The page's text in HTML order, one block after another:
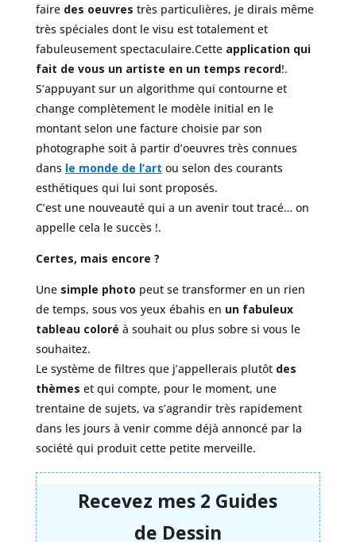
faire des oeuvres très particulières, je dirais même
très spéciales dont le visu est totalement et
fabuleusement spectaculaire.Cette application qui
fait de vous un artiste en un temps record!.
S’appuyant sur un algorithme qui contourne et
change complètement le modèle initial en le
montant selon une facture choisie par son
photographe soit à partir d’oeuvres très connues
dans le monde de l’art ou selon des courants
esthétiques qui lui sont proposés.
C’est une nouveauté qui a un avenir tout tracé… on
appelle cela le succès !.
Certes, mais encore ?
Une simple photo peut se transformer en un rien
de temps, sous vos yeux ébahis en un fabuleux
tableau coloré à souhait ou plus sobre si vous le
souhaitez.
Le système de filtres que j’appellerais plutôt des
thèmes et qui compte, pour le moment, une
trentaine de sujets, va s’agrandir très rapidement
dans les jours à venir comme déjà annoncé par la
société qui produit cette petite merveille.
Recevez mes 2 Guides
de Dessin